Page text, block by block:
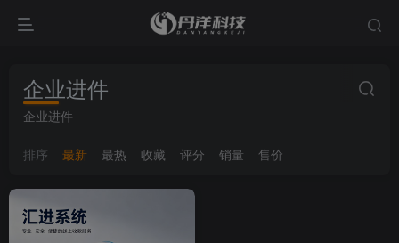
企业进件
企业进件
排序 最新 最热 收藏 评分 销量 售价